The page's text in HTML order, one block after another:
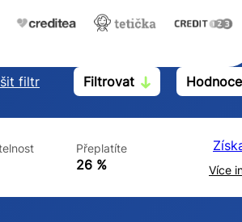
filtr Filtrovat
Přeplatíte
26 % Více